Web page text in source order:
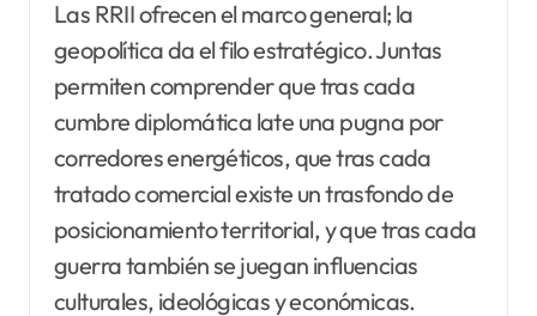
Las RRII ofrecen el marco general; la
geopolítica da el filo estratégico. Juntas
permiten comprender que tras cada
cumbre diplomática late una pugna por
corredores energéticos, que tras cada
tratado comercial existe un trasfondo de
posicionamiento territorial, y que tras cada
guerra también se juegan influencias
culturales, ideológicas y económicas.